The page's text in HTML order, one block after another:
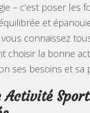
– c’est poser les
et
connaissez
choisir la bonne
ses besoins et sa
Activité